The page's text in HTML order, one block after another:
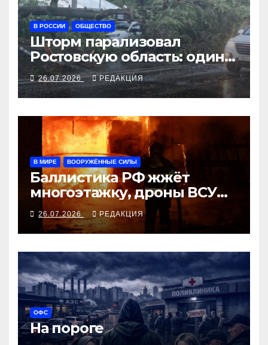
В РОССИИ ОБЩЕСТВО
Шторм парализовал
Ростовскую область: один
погиб, десятки ранены
26.07.2026 РЕДАКЦИЯ
В МИРЕ ВООРУЖЁННЫЕ СИЛЫ
Баллистика РФ жжёт
многоэтажку, дроны ВСУ
бьют по военной
логистике, заморозку
Путин отвергает
26.07.2026 РЕДАКЦИЯ
ОФС
На пороге